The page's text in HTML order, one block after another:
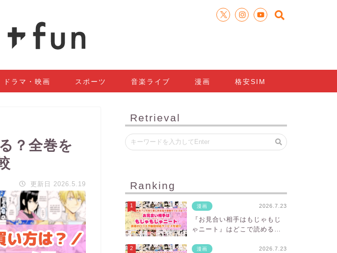
ドラマ・映画 スポーツ 音楽ライブ 漫画 格安SIM
？全巻を
更新日 2026.5.19
Retrieval
Ranking
漫画 2026.7.23
『お見合い相手はもじゃもじ
ゃニート』はどこで読める？
占配信サイトを紹介
漫画 2026.7.23